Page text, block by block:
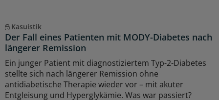
Kasuistik
Der Fall eines Patienten mit MODY-Diabetes nach
längerer Remission
Ein junger Patient mit diagnostiziertem Typ-2-Diabetes
stellte sich nach längerer Remission ohne
antidiabetische Therapie wieder vor – mit akuter
Entgleisung und Hyperglykämie. Was war passiert?